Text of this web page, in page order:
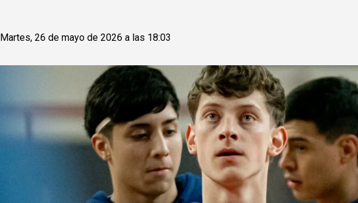
Martes, 26 de mayo de 2026 a las 18:03